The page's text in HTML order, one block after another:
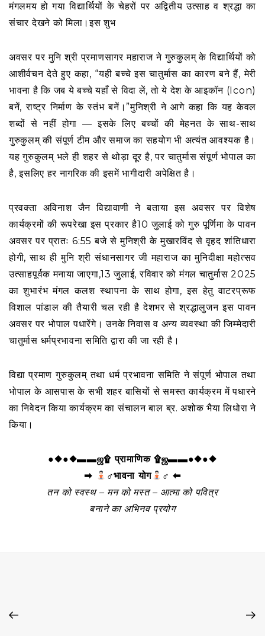
मंगलमय हो गया विद्यार्थियों के चेहरों पर अद्वितीय उत्साह व श्रद्धा का
संचार देखने को मिला।इस शुभ
अवसर पर मुनि श्री प्रमाणसागर महाराज ने गुरुकुलम् के विद्यार्थियों को
आशीर्वचन देते हुए कहा, “यही बच्चे इस चातुर्मास का कारण बने हैं, मेरी
भावना है कि जब ये बच्चे यहाँ से विदा लें, तो ये देश के आइकॉन (Icon)
बनें, राष्ट्र निर्माण के स्तंभ बनें।”मुनिश्री ने आगे कहा कि यह केवल
शब्दों से नहीं होगा — इसके लिए बच्चों की मेहनत के साथ-साथ
गुरुकुलम् की संपूर्ण टीम और समाज का सहयोग भी अत्यंत आवश्यक है।
यह गुरुकुलम् भले ही शहर से थोड़ा दूर है, पर चातुर्मास संपूर्ण भोपाल का
है, इसलिए हर नागरिक की इसमें भागीदारी अपेक्षित है।
प्रवक्ता अविनाश जैन विद्यावाणी ने बताया इस अवसर पर विशेष
कार्यक्रमों की रूपरेखा इस प्रकार है10 जुलाई को गुरु पूर्णिमा के पावन
अवसर पर प्रातः 6:55 बजे से मुनिश्री के मुखारविंद से वृहद शांतिधारा
होगी, साथ ही मुनि श्री संधानसागर जी महाराज का मुनिदीक्षा महोत्सव
उत्साहपूर्वक मनाया जाएगा,13 जुलाई, रविवार को मंगल चातुर्मास 2025
का शुभारंभ मंगल कलश स्थापना के साथ होगा, इस हेतु वाटरप्रूफ
विशाल पांडाल की तैयारी चल रही है देशभर से श्रद्धालुजन इस पावन
अवसर पर भोपाल पधारेंगे। उनके निवास व अन्य व्यवस्था की जिम्मेदारी
चातुर्मास धर्मप्रभावना समिति द्वारा की जा रही है।
विद्या प्रमाण गुरुकुलम् तथा धर्म प्रभावना समिति ने संपूर्ण भोपाल तथा
भोपाल के आसपास के सभी शहर बासियों से समस्त कार्यक्रम में पधारने
का निवेदन किया कार्यक्रम का संचालन बाल ब्र. अशोक भैया लिधोरा ने
किया।
●◆●◆▬▬ஜ۩ प्रामाणिक ۩ஜ▬▬●◆●◆
➡
‍♂भावना योग
‍♂ ⬅
तन को स्वस्थ – मन को मस्त – आत्मा को पवित्र
बनाने का अभिनव प्रयोग